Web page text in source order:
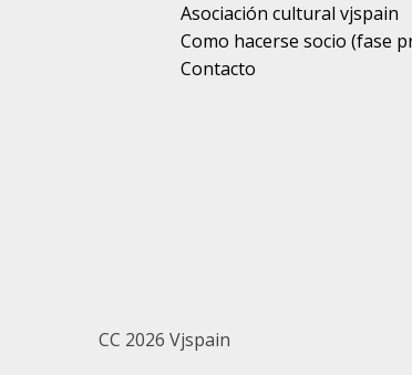
Asociación cultural vjspain
Como hacerse socio (fase
Contacto
CC 2026 Vjspain